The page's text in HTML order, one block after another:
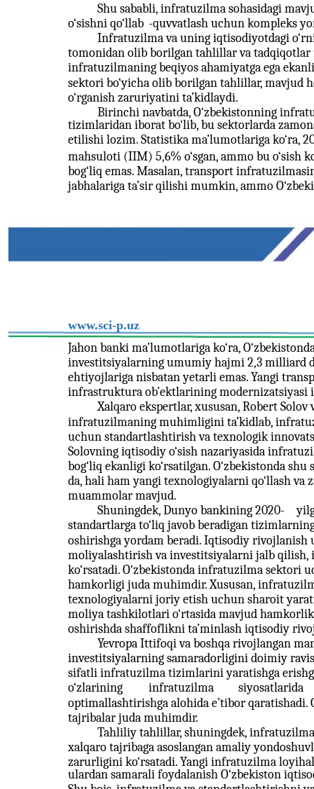
Shu sababli, infratuzilma sohasidagi
o‘sishni qo‘llab -quvvatlash uchun kompleks
Infratuzilma va uning iqtisodiyotdagi
tomonidan olib borilgan tahlillar va
infratuzilmaning beqiyos ahamiyatga ega
sektori bo‘yicha olib borilgan tahlillar, mavjud
o‘rganish zaruriyatini ta’kidlaydi.
Birinchi navbatda, O‘zbekistonning
tizimlaridan iborat bo‘lib, bu sektorlarda
etilishi lozim. Statistika ma’lumotlariga ko‘ra,
mahsuloti (IIM) 5,6% o‘sgan, ammo bu
bog‘liq emas. Masalan, transport
jabhalariga ta’sir qilishi mumkin, ammo
www.sci-p.uz
Jahon banki ma’lumotlariga ko‘ra,
investitsiyalarning umumiy hajmi 2,3 milliard
ehtiyojlariga nisbatan yetarli emas. Yangi
infrastruktura ob’ektlarining
Xalqaro ekspertlar, xususan, Robert
infratuzilmaning muhimligini ta’kidlab,
uchun standartlashtirish va texnologik
Solovning iqtisodiy o‘sish nazariyasida
bog‘liq ekanligi ko‘rsatilgan. O‘zbekistonda
da, hali ham yangi texnologiyalarni qo‘llash va
muammolar mavjud.
Shuningdek, Dunyo bankining 2020-
standartlarga to‘liq javob beradigan
oshirishga yordam beradi. Iqtisodiy
moliyalashtirish va investitsiyalarni jalb qilish,
ko‘rsatadi. O‘zbekistonda infratuzilma sektori
hamkorligi juda muhimdir. Xususan,
texnologiyalarni joriy etish uchun sharoit
moliya tashkilotlari o‘rtasida mavjud
oshirishda shaffoflikni ta’minlash iqtisodiy
Yevropa Ittifoqi va boshqa rivojlangan
investitsiyalarning samaradorligini doimiy
sifatli infratuzilma tizimlarini yaratishga
o‘zlarining
infratuzilma
siyosatlarida
optimallashtirishga alohida e’tibor
tajribalar juda muhimdir.
Tahliliy tahlillar, shuningdek,
xalqaro tajribaga asoslangan amaliy
zarurligini ko‘rsatadi. Yangi infratuzilma
ulardan samarali foydalanish O‘zbekiston